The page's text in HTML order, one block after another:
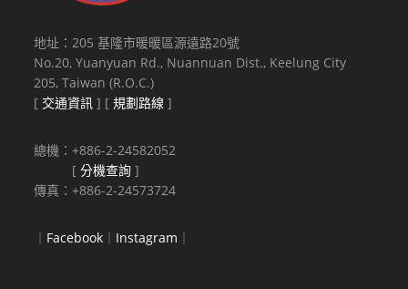
地址：205 基隆市暖暖區源遠路20號
No.20, Yuanyuan Rd., Nuannuan Dist., Keelung City
205, Taiwan (R.O.C.)
[ 交通資訊 ] [規劃路線 ]
總機：+886-2-24582052
[分機查詢 ]
傳真：+886-2-24573724
｜ Facebook ｜ Instagram ｜